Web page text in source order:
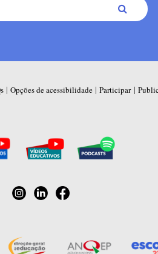
| Opções de acessibilidade | Participar|